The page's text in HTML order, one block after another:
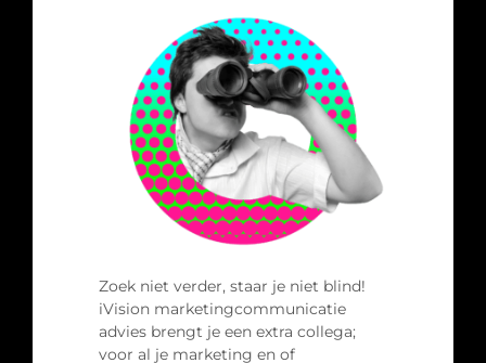
Zoek niet verder, staar je niet blind!
iVision marketingcommunicatie
advies brengt je een extra collega;
voor al je marketing en of